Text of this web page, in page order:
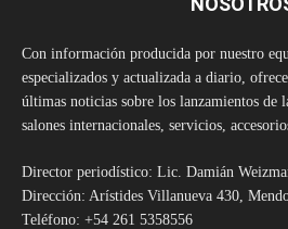
Con información producida por nuestro
especializados y actualizada a diario,
últimas noticias sobre los lanzamientos de
salones internacionales, servicios,
Director periodístico: Lic. Damián
Dirección: Arístides Villanueva 430,
Teléfono: +54 261 5358556